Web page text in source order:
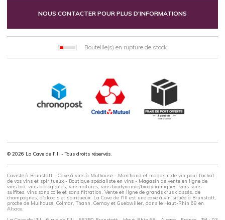
NOUS CONTACTER POUR PLUS D'INFORMATIONS
Bouteille(s) en rupture de stock
© 2026 La Cave de l'Ill - Tous droits réservés.
Caviste à Brunstatt - Cave à vins à Mulhouse - Marchand et magasin de vin pour l'achat
de vos vins et spiritueux - Boutique spécialiste en vins - Magasin de vente en ligne de
vins bio, vins biologiques, vins natures, vins biodynamie/biodynamiques, vins sans
sulfites, vins sans colle et sans filtration. Vente en ligne de grands crus classés, de
champagnes, d'alcools et spiritueux. La Cave de l'Ill est une cave à vin située à Brunstatt,
proche de Mulhouse, Colmar, Thann, Cernay et Guebwiller, dans le Haut-Rhin 68 en
Alsace.